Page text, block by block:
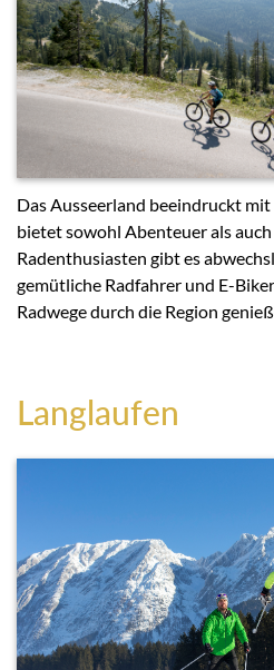
Das Ausseerland beeindruckt
bietet sowohl Abenteuer als
Radenthusiasten gibt es
gemütliche Radfahrer und E-
Radwege durch die Region
Langlaufen